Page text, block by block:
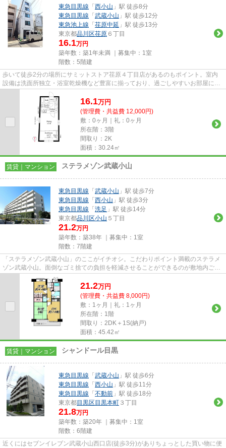
東急目黒線 「 西小山 」駅 徒歩8分
東急目黒線 「 武蔵小山 」駅 徒歩12分
東急池上線 「 荏原中延 」駅 徒歩13分
東京都品川区荏原 ６丁目
16.1万円
築年数：築1年未満 ｜募集中： 1室
階数：5階建
歩いて徒歩2分の場所にサミットストア荏原４丁目店があるのもポイント。室内
設備は洗面所独立・浴室乾燥機など豊富に揃っており、過ごしやすいお部屋にな
っております。こちらは角部屋...
16.1万円
(管理費・共益費 12,000円)
敷：0ヶ月｜礼：0ヶ月
所在階：3階
間取り：2K
面積：30.24㎡
賃貸｜マンション ステラメゾン武蔵小山
東急目黒線 「 武蔵小山 」駅 徒歩7分
東急目黒線 「 西小山 」駅 徒歩3分
東急目黒線 「 洗足 」駅 徒歩14分
東京都品川区小山 ５丁目
21.2万円
築年数：築38年 ｜募集中： 1室
階数：7階建
「ステラメゾン武蔵小山」のここがイチオシ。こだわりポイント満載のステラメ
ゾン武蔵小山。面倒なゴミ捨ての負担を軽減させることができるのが敷地内ごみ
置き場の魅力です。駅徒歩7分...
21.2万円
(管理費・共益費 8,000円)
敷：1ヶ月｜礼：1ヶ月
所在階：1階
間取り：2DK＋1S(納戸)
面積：45.42㎡
賃貸｜マンション シャンドール目黒
東急目黒線 「 武蔵小山 」駅 徒歩6分
東急目黒線 「 西小山 」駅 徒歩11分
東急目黒線 「 不動前 」駅 徒歩18分
東京都目黒区 目黒本町 ３丁目
21.8万円
築年数：築20年 ｜募集中： 1室
階数：6階建
近くにはセブンイレブン武蔵小山西口店(徒歩3分)がありちょっとした買い物に便